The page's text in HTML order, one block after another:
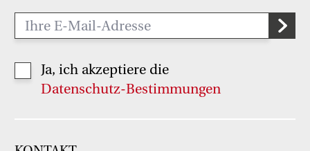
Ja, ich akzeptiere die
Datenschutz-Bestimmungen